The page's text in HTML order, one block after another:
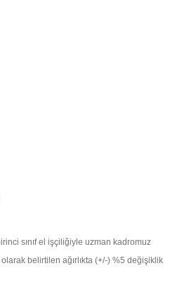
sınıf el işçiliğiyle uzman kadromuz
belirtilen ağırlıkta (+/-) %5 değişiklik